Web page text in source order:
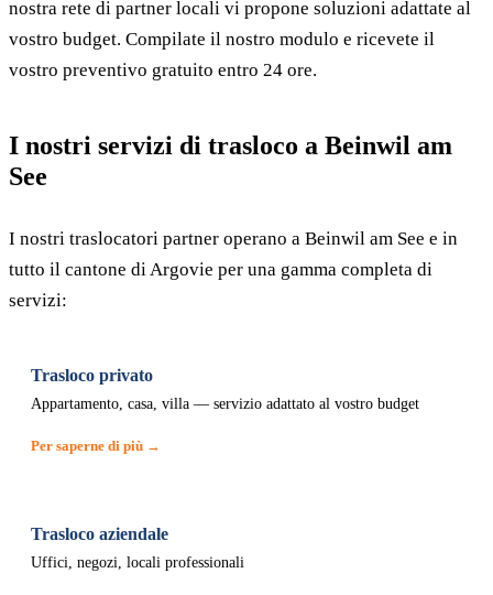
nostra rete di partner locali vi propone soluzioni adattate al
vostro budget. Compilate il nostro modulo e ricevete il
vostro preventivo gratuito entro 24 ore.
I nostri servizi di trasloco a Beinwil am
See
I nostri traslocatori partner operano a Beinwil am See e in
tutto il cantone di Argovie per una gamma completa di
servizi:
Trasloco privato
Appartamento, casa, villa — servizio adattato al vostro budget
Per saperne di più →
Trasloco aziendale
Uffici, negozi, locali professionali